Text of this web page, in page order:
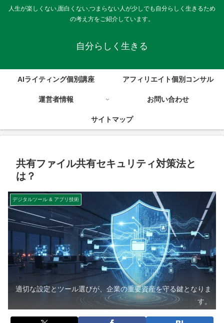
人生が楽しくない,面白くない,つまらない人が少しでも自分らしく生きるため
の考え方をご紹介しています。
自分らしく生きる
AIライティング個別講座 アフィリエイト個別コンサル
運営者情報 お問い合わせ
サイトマップ
共有ファイル共有セキュリティ対策法と
は？
デジタルツール & アプリ技術
適切な設定とツール選びが、企業の重要資産を守る鍵となりま
す。